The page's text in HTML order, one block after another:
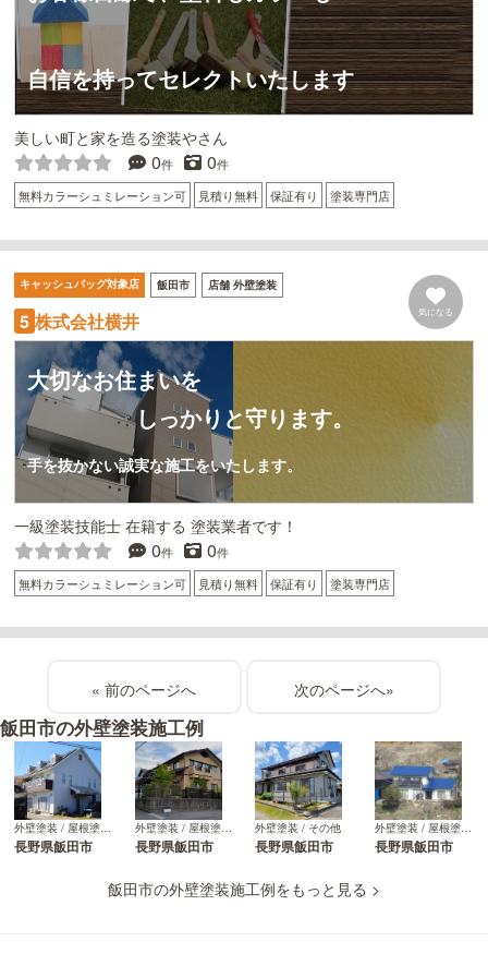
飯田市の外壁塗装施工例
外壁塗装 / 屋根塗装 / その他
長野県飯田市
外壁塗装 / 屋根塗装 / その他
長野県飯田市
外壁塗装 / その他
長野県飯田市
外壁塗装 / 屋根塗装 / その他
長野県飯田市
飯田市の外壁塗装施工例をもっと見る >
自信を持ってセレクトいたします
美しい町と家を造る塗装やさん
0件 0件
無料カラーシュミレーション可 見積り無料 保証有り 塗装専門店
キャッシュバッグ対象店 飯田市 店舗 外壁塗装
5 株式会社横井 気になる
大切なお住まいを
手を抜かない誠実な施工をいたします。
しっかりと守ります。
一級塗装技能士 在籍する 塗装業者です！
0件 0件
無料カラーシュミレーション可 見積り無料 保証有り 塗装専門店
« »